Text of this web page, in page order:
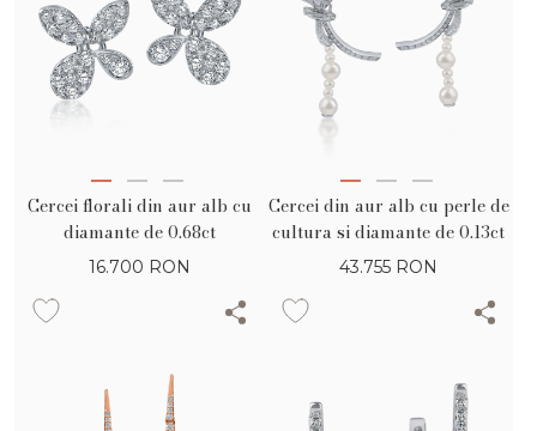
Cercei florali din aur alb cu
diamante de 0.68ct
16.700 RON
Cercei din aur alb cu perle de
cultura si diamante de 0.13ct
43.755 RON